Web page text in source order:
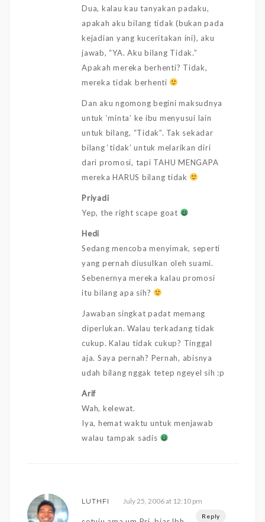
Dua, kalau kau tanyakan padaku,
apakah aku bilang tidak (bukan pada
kejadian yang kuceritakan ini), aku
jawab, “YA. Aku bilang Tidak.”
Apakah mereka berhenti? Tidak,
mereka tidak berhenti
Dan aku ngomong begini maksudnya
untuk ‘minta’ ke ibu menyusui lain
untuk bilang, “Tidak”. Tak sekadar
bilang ‘tidak’ untuk melarikan diri
dari promosi, tapi TAHU MENGAPA
mereka HARUS bilang tidak
Priyadi
Yep, the right scape goat
Hedi
Sedang mencoba menyimak, seperti
yang pernah diusulkan oleh suami.
Sebenernya mereka kalau promosi
itu bilang apa sih?
Jawaban singkat padat memang
diperlukan. Walau terkadang tidak
cukup. Kalau tidak cukup? Tinggal
aja. Saya pernah? Pernah, abisnya
udah bilang nggak tetep ngeyel sih :p
Arif
Wah, kelewat.
Iya, hemat waktu untuk menjawab
walau tampak sadis
LUTHFI July 25, 2006 at 12:10 pm
Reply